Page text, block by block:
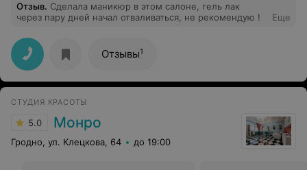
Отзыв. Сделала маникюр в этом салоне, гель лак
через пару дней начал отваливаться, не рекомендую !
Еще
Отзывы1
СТУДИЯ КРАСОТЫ
5.0 Монро
Гродно, ул. Клецкова, 64 до 19:00